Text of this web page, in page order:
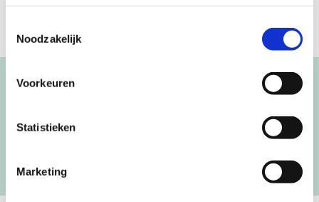
Noodzakelijk
Voorkeuren
Statistieken
Marketing
Blijf op de hoogte!
NIEUWSBRIEF
[mc4wp_form id=”3182″]